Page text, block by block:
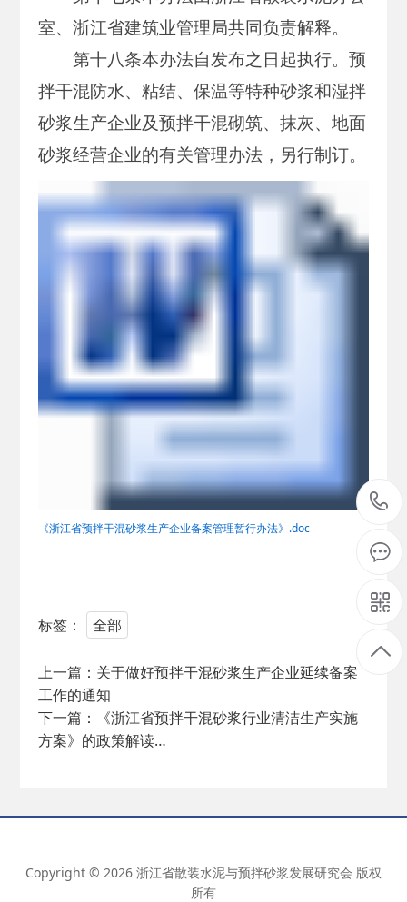
室、浙江省建筑业管理局共同负责解释。
第十八条本办法自发布之日起执行。预
拌干混防水、粘结、保温等特种砂浆和湿拌
砂浆生产企业及预拌干混砌筑、抹灰、地面
砂浆经营企业的有关管理办法，另行制订。
《浙江省预拌干混砂浆生产企业备案管理暂行办法》.doc
标签： 全部
上一篇： 关于做好预拌干混砂浆生产企业延续备案
工作的通知
下一篇：
《浙江省预拌干混砂浆行业清洁生产实施
方案》的政策解读…
Copyright © 2026 浙江省散装水泥与预拌砂浆发展研究会 版权
所有